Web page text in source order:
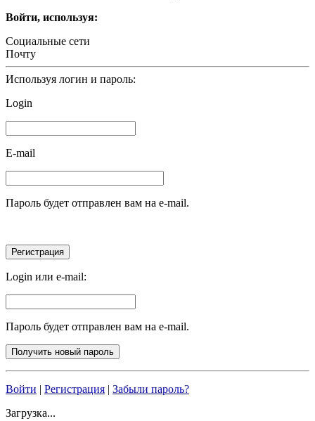
Войти, используя:
Социальные сети
Почту
Используя логин и пароль:
Login
E-mail
Пароль будет отправлен вам на e-mail.
Login или e-mail:
Пароль будет отправлен вам на e-mail.
Войти | Регистрация | Забыли пароль?
Загрузка...